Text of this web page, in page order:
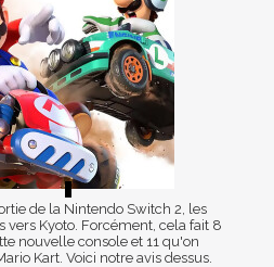
de la Nintendo Switch 2, les
vers Kyoto. Forcément, cela fait 8
nouvelle console et 11 qu'on
Kart. Voici notre avis dessus.